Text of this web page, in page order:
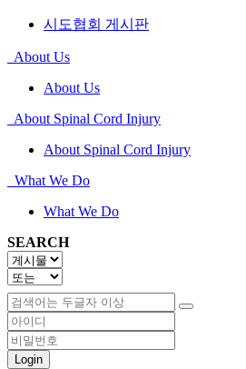
시도협회 게시판
About Us
About Us
About Spinal Cord Injury
About Spinal Cord Injury
What We Do
What We Do
SEARCH
Login